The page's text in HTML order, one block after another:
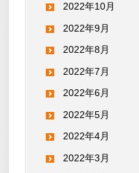
2022年10月
2022年9月
2022年8月
2022年7月
2022年6月
2022年5月
2022年4月
2022年3月